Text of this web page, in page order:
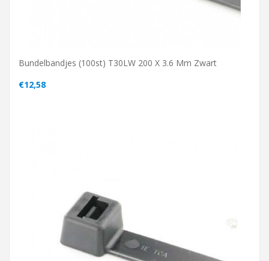
Bundelbandjes (100st) T30LW 200 X 3.6 Mm Zwart
€12,58